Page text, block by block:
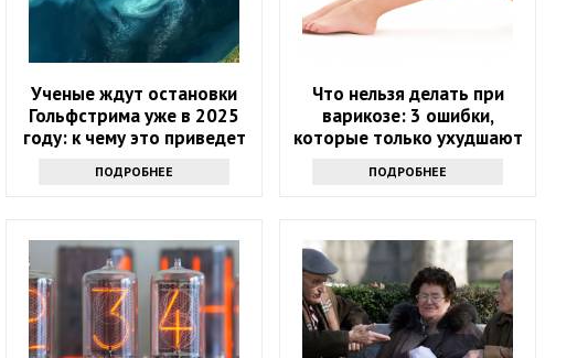
Ученые ждут остановки
Гольфстрима уже в 2025
году: к чему это приведет
ПОДРОБНЕЕ
Что нельзя делать при
варикозе: 3 ошибки,
которые только ухудшают
ПОДРОБНЕЕ